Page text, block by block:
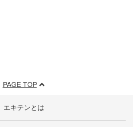
PAGE TOP
エキテンとは